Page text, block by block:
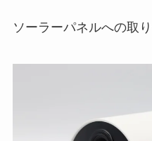
ソーラーパネルへの取